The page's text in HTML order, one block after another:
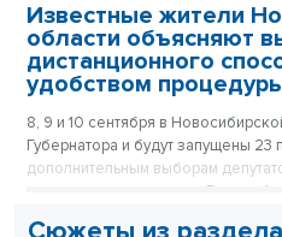
Известные жители
области объясняют
дистанционного
удобством
8, 9 и 10 сентября в
Губернатора и будут запущены
дополнительным выборам
муниципального уровня. Если